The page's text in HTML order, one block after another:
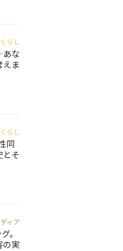
らし
な
ま
らし
同
とそ
ィア
。
の実